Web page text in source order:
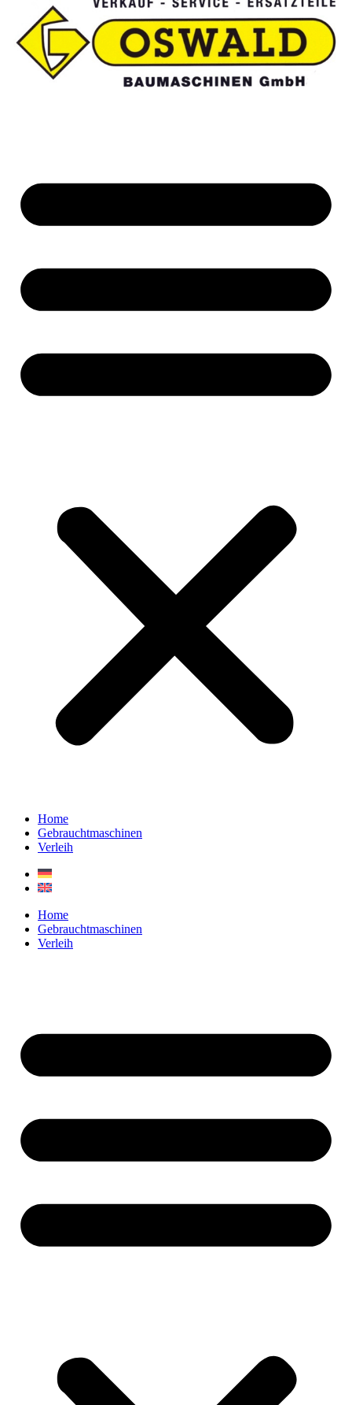
Home
Gebrauchtmaschinen
Verleih
Home
Gebrauchtmaschinen
Verleih